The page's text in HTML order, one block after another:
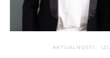
AKTUALNOSTI